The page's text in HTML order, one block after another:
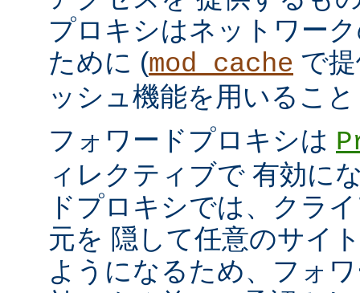
プロキシはネットワー
ために (mod_cache で
ッシュ機能を用いるこ
フォワードプロキシは
ィレクティブで 有効に
ドプロキシでは、クラ
元を 隠して任意のサイ
ようになるため、フォ